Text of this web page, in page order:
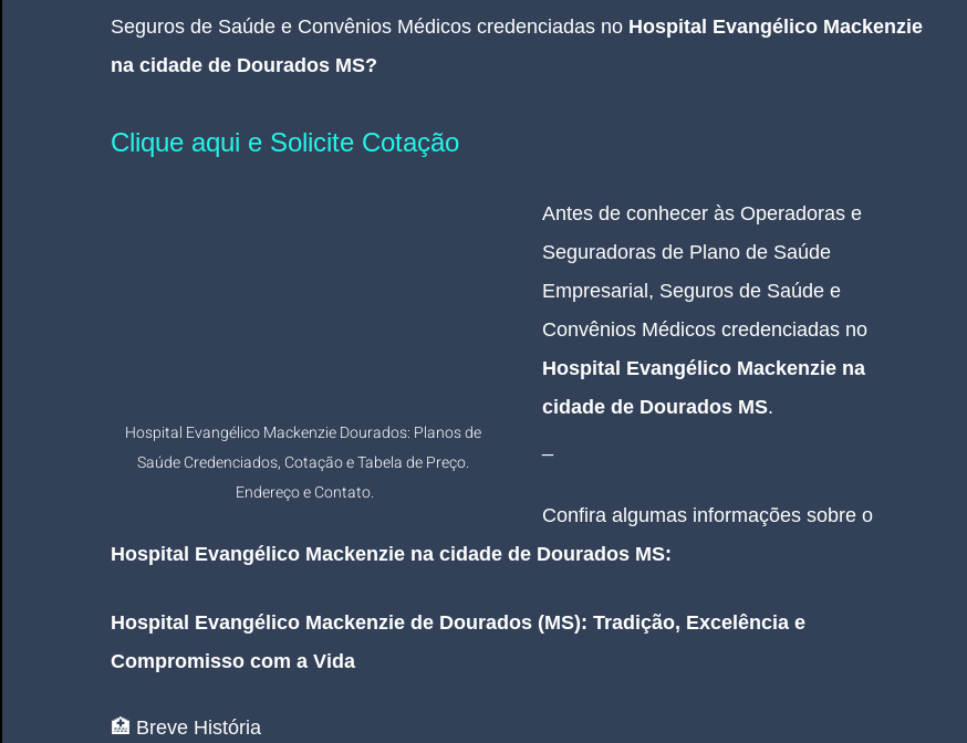
Seguros de Saúde e Convênios Médicos credenciadas no Hospital Evangélico Mackenzie
na cidade de Dourados MS?
Clique aqui e Solicite Cotação
Hospital Evangélico Mackenzie Dourados: Planos de
Saúde Credenciados, Cotação e Tabela de Preço.
Endereço e Contato.
Antes de conhecer às Operadoras e
Seguradoras de Plano de Saúde
Empresarial, Seguros de Saúde e
Convênios Médicos credenciadas no
Hospital Evangélico Mackenzie na
cidade de Dourados MS.
Confira algumas informações sobre o
Hospital Evangélico Mackenzie na cidade de Dourados MS:
Hospital Evangélico Mackenzie de Dourados (MS): Tradição, Excelência e
Compromisso com a Vida
🏥 Breve História